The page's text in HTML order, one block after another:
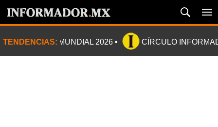
TENDENCIAS: MUNDIAL 2026 CÍRCULO